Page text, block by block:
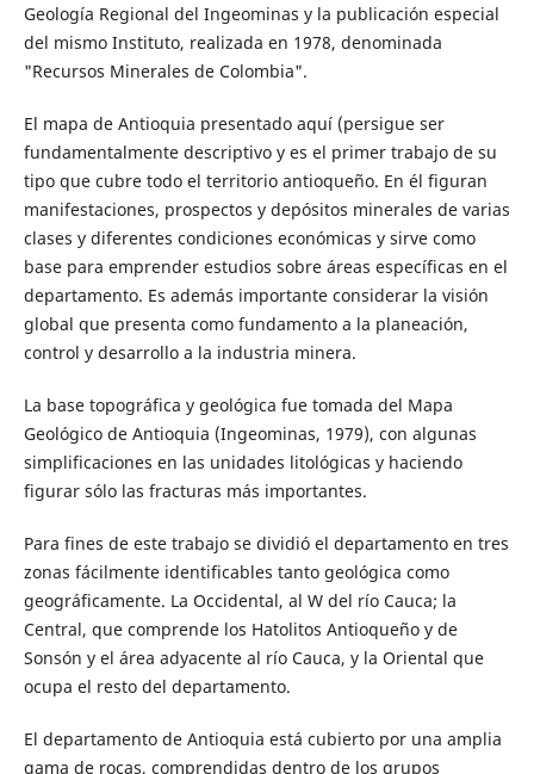
Geología Regional del Ingeominas y la publicación especial
del mismo Instituto, realizada en 1978, denominada
"Recursos Minerales de Colombia".
El mapa de Antioquia presentado aquí (persigue ser
fundamentalmente descriptivo y es el primer trabajo de su
tipo que cubre todo el territorio antioqueño. En él figuran
manifestaciones, prospectos y depósitos minerales de varias
clases y diferentes condiciones económicas y sirve como
base para emprender estudios sobre áreas específicas en el
departamento. Es además importante considerar la visión
global que presenta como fundamento a la planeación,
control y desarrollo a la industria minera.
La base topográfica y geológica fue tomada del Mapa
Geológico de Antioquia (Ingeominas, 1979), con algunas
simplificaciones en las unidades litológicas y haciendo
figurar sólo las fracturas más importantes.
Para fines de este trabajo se dividió el departamento en tres
zonas fácilmente identificables tanto geológica como
geográficamente. La Occidental, al W del río Cauca; la
Central, que comprende los Hatolitos Antioqueño y de
Sonsón y el área adyacente al río Cauca, y la Oriental que
ocupa el resto del departamento.
El departamento de Antioquia está cubierto por una amplia
gama de rocas, comprendidas dentro de los grupos